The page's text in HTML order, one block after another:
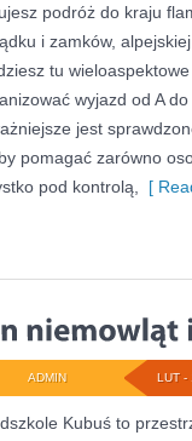
podróż do kraju
i zamków,
tu
wyjazd od A
jest
pomagać zarówno
pod kontrolą,
[
LUT -
ADMIN
Kubuś to